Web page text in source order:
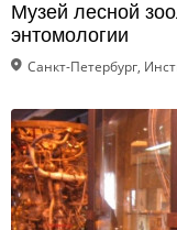
Музей лесной
энтомологии
Санкт-Петербург,